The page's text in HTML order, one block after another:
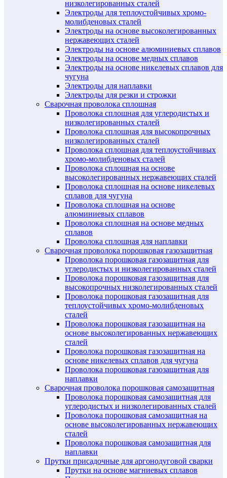
низколегированных сталей
Электроды для теплоустойчивых хромо-
молибденовых сталей
Электроды на основе высоколегированных
нержавеющих сталей
Электроды на основе алюминиевых сплавов
Электроды на основе медных сплавов
Электроды на основе никелевых сплавов для
чугуна
Электроды для наплавки
Электроды для резки и строжки
Сварочная проволока сплошная
Проволока сплошная для углеродистых и
низколегированных сталей
Проволока сплошная для высокопрочных
низколегированных сталей
Проволока сплошная для теплоустойчивых
хромо-молибденовых сталей
Проволока сплошная на основе
высоколегированных нержавеющих сталей
Проволока сплошная на основе никелевых
сплавов для чугуна
Проволока сплошная на основе
алюминиевых сплавов
Проволока сплошная на основе медных
сплавов
Проволока сплошная для наплавки
Сварочная проволока порошковая газозащитная
Проволока порошковая газозащитная для
углеродистых и низколегированных сталей
Проволока порошковая газозащитная для
высокопрочных низколегированных сталей
Проволока порошковая газозащитная для
теплоустойчивых хромо-молибденовых
сталей
Проволока порошковая газозащитная на
основе высоколегированных нержавеющих
сталей
Проволока порошковая газозащитная на
основе никелевых сплавов для чугуна
Проволока порошковая газозащитная для
наплавки
Сварочная проволока порошковая самозащитная
Проволока порошковая самозащитная для
углеродистых и низколегированных сталей
Проволока порошковая самозащитная на
основе высоколегированных нержавеющих
сталей
Проволока порошковая самозащитная для
наплавки
Прутки присадочные для аргонодуговой сварки
Прутки на основе магниевых сплавов